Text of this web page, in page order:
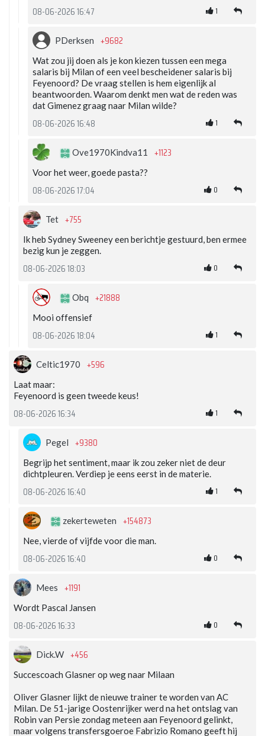
08-06-2026 16:47 1
PDerksen +9682
Wat zou jij doen als je kon kiezen tussen een mega
salaris bij Milan of een veel bescheidener salaris bij
Feyenoord? De vraag stellen is hem eigenlijk al
beantwoorden. Waarom denkt men wat de reden was
dat Gimenez graag naar Milan wilde?
08-06-2026 16:48 1
Ove1970Kindva11 +1123
Voor het weer, goede pasta??
08-06-2026 17:04 0
Tet +755
Ik heb Sydney Sweeney een berichtje gestuurd, ben ermee
bezig kun je zeggen.
08-06-2026 18:03 0
Obq +21888
Mooi offensief
08-06-2026 18:04 1
Celtic1970 +596
Laat maar:
Feyenoord is geen tweede keus!
08-06-2026 16:34 1
Pegel +9380
Begrijp het sentiment, maar ik zou zeker niet de deur
dichtpleuren. Verdiep je eens eerst in de materie.
08-06-2026 16:40 1
zekerteweten +154873
Nee, vierde of vijfde voor die man.
08-06-2026 16:40 0
Mees +1191
Wordt Pascal Jansen
08-06-2026 16:33 0
Dick.W +456
Succescoach Glasner op weg naar Milaan
Oliver Glasner lijkt de nieuwe trainer te worden van AC
Milan. De 51-jarige Oostenrijker werd na het ontslag van
Robin van Persie zondag meteen aan Feyenoord gelinkt,
maar volgens transfersgoeroe Fabrizio Romano geeft hij